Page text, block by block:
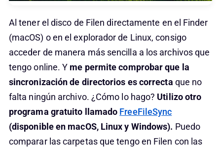
Al tener el disco de Filen directamente en el Finder
(macOS) o en el explorador de Linux, consigo
acceder de manera más sencilla a los archivos que
tengo online. Y me permite comprobar que la
sincronización de directorios es correcta que no
falta ningún archivo. ¿Cómo lo hago? Utilizo otro
programa gratuito llamado FreeFileSync
(disponible en macOS, Linux y Windows). Puedo
comparar las carpetas que tengo en Filen con las